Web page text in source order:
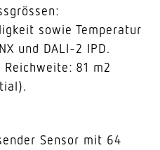
sowie Temperatur
und DALI-2 IPD.
81 m2
Sensor mit 64